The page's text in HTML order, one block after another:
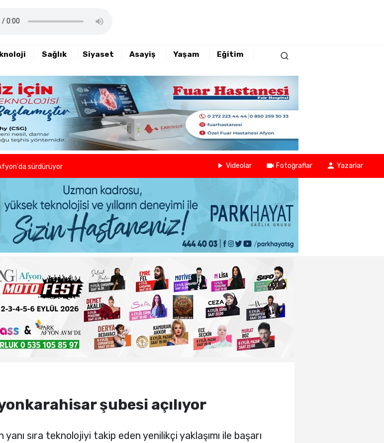
Sağlık Siyaset Asayiş Yaşam
Eğitim
yayımladı
kontrolleri tamamlandı
hareket
Afyon'da sürdürüyor
çözümler
bir mesajı yayımladı
yayımladı
kontrolleri tamamlandı
Videolar Fotoğraflar Yazarlar
şubesi açılıyor
yanı sıra teknolojiyi takip eden yenilikçi yaklaşımı ile başarı